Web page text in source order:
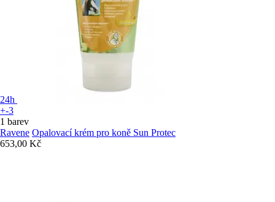
24h
+-3
1 barev
Ravene Opalovací krém pro koně Sun Protec
653,00 Kč